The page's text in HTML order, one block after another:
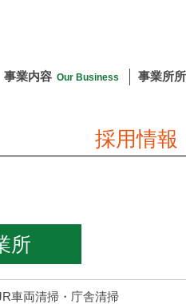
事業内容 Our Business 事業所
採用情報
所
車両清掃・庁舎清掃